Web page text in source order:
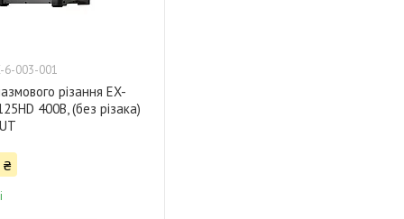
6-003-001
різання EX-
400В, (без різака)